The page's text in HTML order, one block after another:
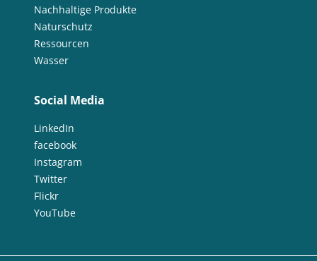
Nachhaltige Produkte
Naturschutz
Ressourcen
Wasser
Social Media
LinkedIn
facebook
Instagram
Twitter
Flickr
YouTube